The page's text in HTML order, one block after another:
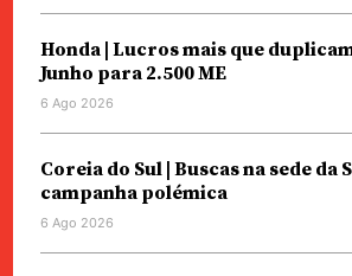
Honda | Lucros mais que
Junho para 2.500 ME
6 Ago 2026
Coreia do Sul | Buscas na sede da
campanha polémica
6 Ago 2026